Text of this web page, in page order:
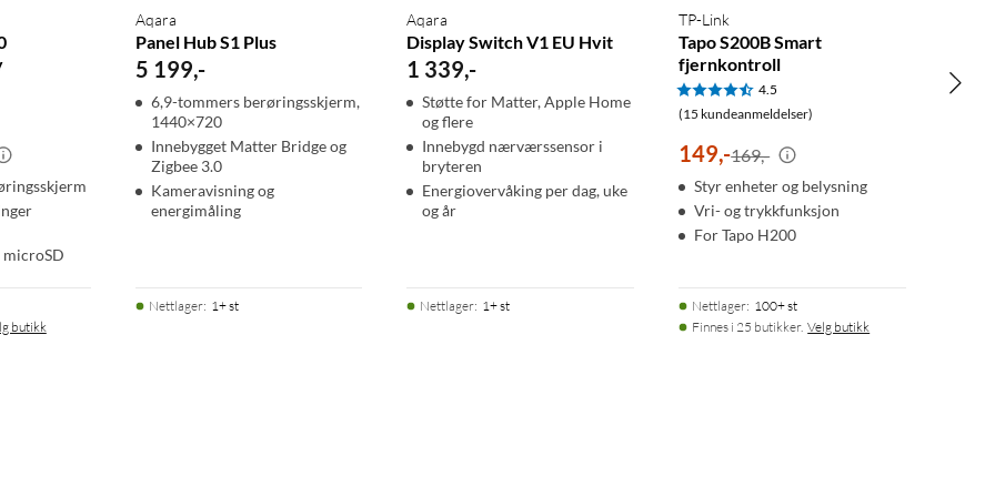
microSD
butikk
Aqara
Panel Hub S1 Plus
5 199,-
6,9-tommers berøringsskjerm,
1440×720
Innebygget Matter Bridge og
Zigbee 3.0
Kameravisning og
energimåling
Nettlager: 1+ st
Aqara
Display Switch V1 EU Hvit
1 339,-
Støtte for Matter, Apple Home
og flere
Innebygd nærværssensor i
bryteren
Energiovervåking per dag, uke
og år
Nettlager: 1+ st
TP-Link
Tapo S200B Smart
fjernkontroll
4.5
(15 kundeanmeldelser)
149,-169,-
Styr enheter og belysning
Vri- og trykkfunksjon
For Tapo H200
Nettlager: 100+ st
Finnes i 25 butikker. Velg butikk